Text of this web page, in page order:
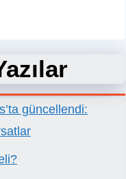
güncellendi: